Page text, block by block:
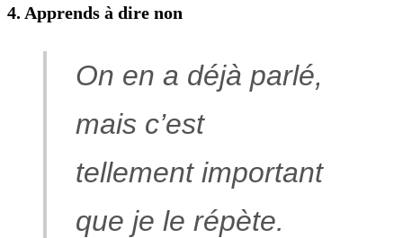
4. Apprends à dire non
On en a déjà parlé,
mais c’est
tellement important
que je le répète.